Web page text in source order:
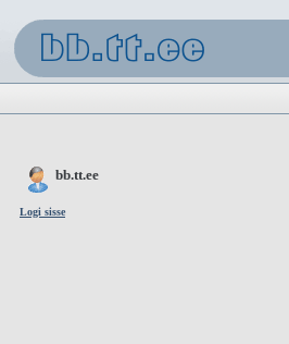
bb.tt.ee
Logi sisse